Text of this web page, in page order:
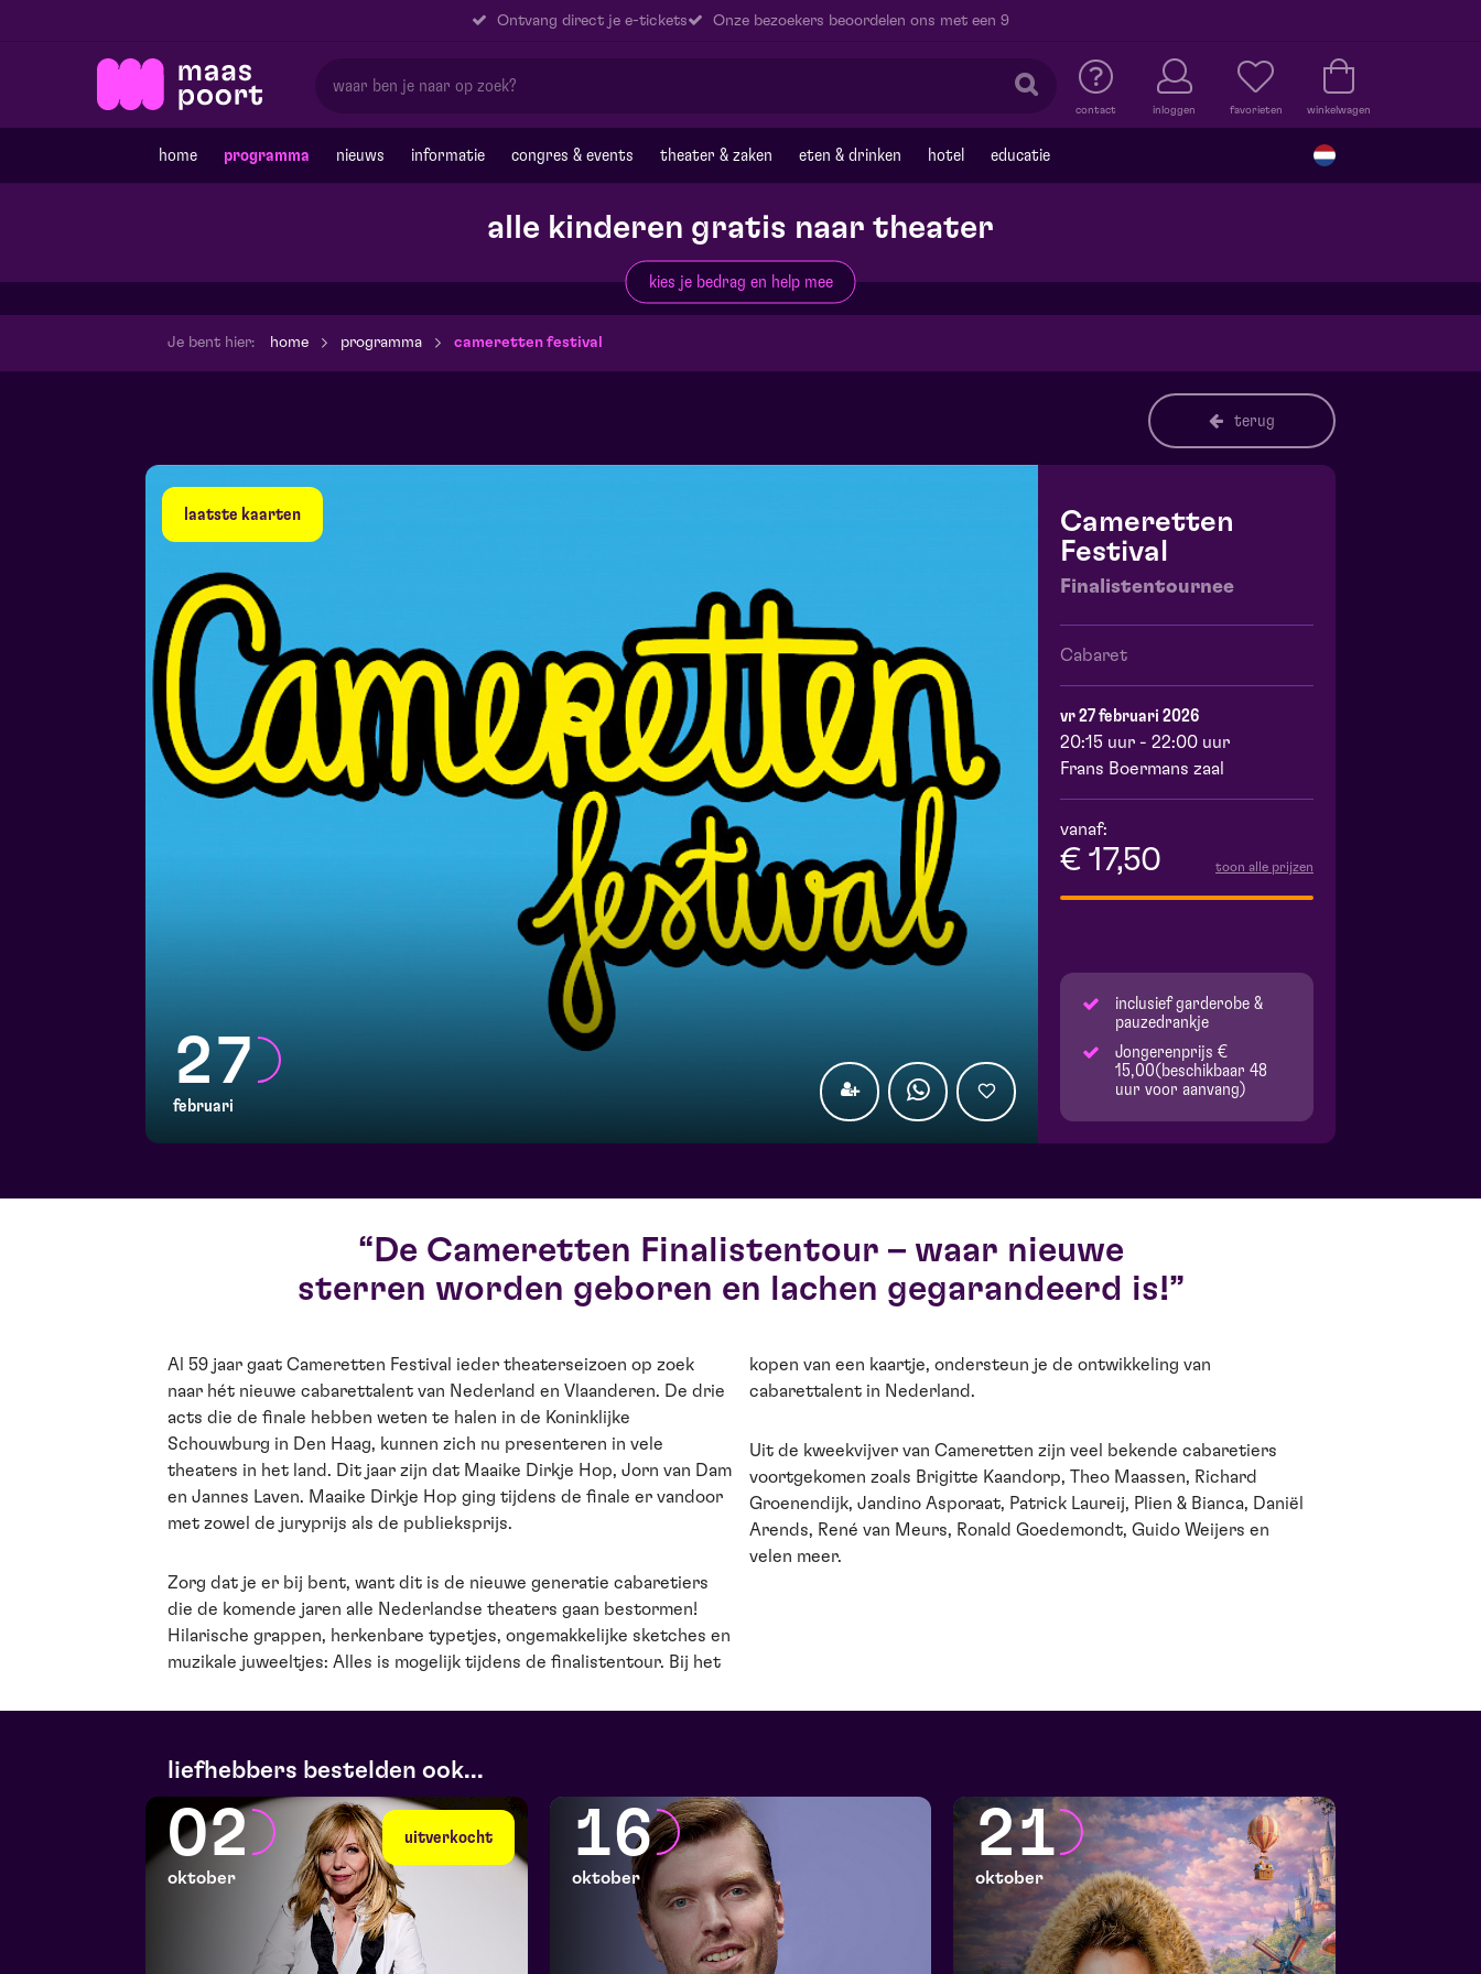
Ontvang direct je e-tickets Onze bezoekers beoordelen ons met een 9
contact inloggen favorieten winkelwagen
home programma nieuws informatie congres & events theater & zaken eten & drinken hotel educatie
alle kinderen gratis naar theater
kies je bedrag en help mee
Je bent hier: home programma cameretten festival
terug
27
februari
laatste kaarten
Cameretten
Festival
Finalistentournee
Cabaret
vr 27 februari 2026
20:15 uur - 22:00 uur
Frans Boermans zaal
vanaf:
€ 17,50 toon alle prijzen
inclusief garderobe &
pauzedrankje
Jongerenprijs €
15,00(beschikbaar 48
uur voor aanvang)
De Cameretten Finalistentour – waar nieuwe
sterren worden geboren en lachen gegarandeerd is!
Al 59 jaar gaat Cameretten Festival ieder theaterseizoen op zoek
naar hét nieuwe cabarettalent van Nederland en Vlaanderen. De drie
acts die de finale hebben weten te halen in de Koninklijke
Schouwburg in Den Haag, kunnen zich nu presenteren in vele
theaters in het land. Dit jaar zijn dat Maaike Dirkje Hop, Jorn van Dam
en Jannes Laven. Maaike Dirkje Hop ging tijdens de finale er vandoor
met zowel de juryprijs als de publieksprijs.
Zorg dat je er bij bent, want dit is de nieuwe generatie cabaretiers
die de komende jaren alle Nederlandse theaters gaan bestormen!
Hilarische grappen, herkenbare typetjes, ongemakkelijke sketches en
muzikale juweeltjes: Alles is mogelijk tijdens de finalistentour. Bij het
kopen van een kaartje, ondersteun je de ontwikkeling van
cabarettalent in Nederland.
Uit de kweekvijver van Cameretten zijn veel bekende cabaretiers
voortgekomen zoals Brigitte Kaandorp, Theo Maassen, Richard
Groenendijk, Jandino Asporaat, Patrick Laureij, Plien & Bianca, Daniël
Arends, René van Meurs, Ronald Goedemondt, Guido Weijers en
velen meer.
liefhebbers bestelden ook...
uitverkocht
02
oktober
16
oktober
21
oktober